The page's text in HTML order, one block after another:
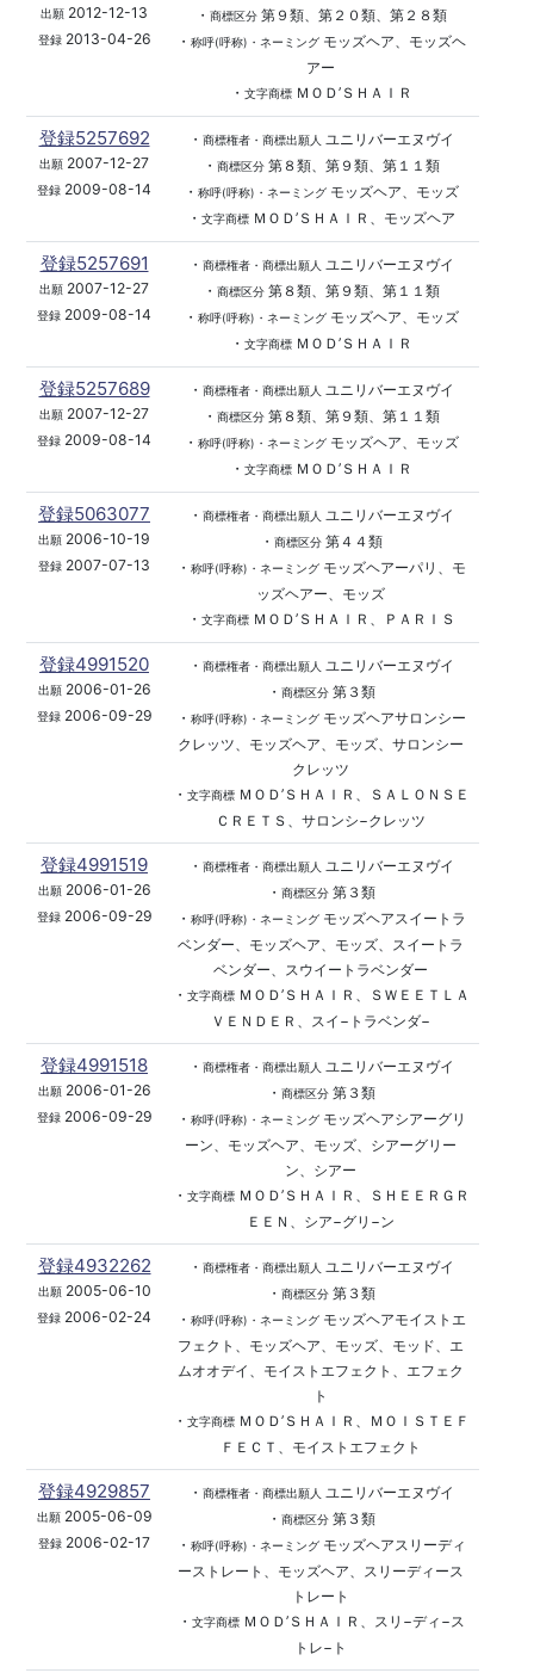
出願 2012-12-13
登録2013-04-26
・ 商標区分第９類、第２０類、第２８類
・ 称呼(呼称)・ネーミングモッズヘア、モッズヘ
アー
・ 文字商標ＭＯＤ’ＳＨＡＩＲ
登録5257692
出願 2007-12-27
登録 2009-08-14
・ 商標権者・商標出願人 ユニリバーエヌヴイ
・ 商標区分第８類、第９類、第１１類
・ 称呼(呼称)・ネーミングモッズヘア、モッズ
・ 文字商標ＭＯＤ’ＳＨＡＩＲ、モッズヘア
登録5257691
出願 2007-12-27
登録 2009-08-14
・ 商標権者・商標出願人 ユニリバーエヌヴイ
・ 商標区分第８類、第９類、第１１類
・ 称呼(呼称)・ネーミングモッズヘア、モッズ
・ 文字商標ＭＯＤ’ＳＨＡＩＲ
登録5257689
出願 2007-12-27
登録 2009-08-14
・ 商標権者・商標出願人 ユニリバーエヌヴイ
・ 商標区分第８類、第９類、第１１類
・ 称呼(呼称)・ネーミングモッズヘア、モッズ
・ 文字商標ＭＯＤ’ＳＨＡＩＲ
登録5063077
出願 2006-10-19
登録 2007-07-13
・ 商標権者・商標出願人 ユニリバーエヌヴイ
・ 商標区分第４４類
・ 称呼(呼称)・ネーミングモッズヘアーパリ、モ
ッズヘアー、モッズ
・ 文字商標ＭＯＤ’ＳＨＡＩＲ、ＰＡＲＩＳ
登録4991520
出願2006-01-26
登録2006-09-29
・ 商標権者・商標出願人 ユニリバーエヌヴイ
・ 商標区分第３類
・ 称呼(呼称)・ネーミングモッズヘアサロンシー
クレッツ、モッズヘア、モッズ、サロンシー
クレッツ
・ 文字商標ＭＯＤ’ＳＨＡＩＲ、ＳＡＬＯＮＳＥ
ＣＲＥＴＳ、サロンシ−クレッツ
登録4991519
出願2006-01-26
登録2006-09-29
・ 商標権者・商標出願人 ユニリバーエヌヴイ
・ 商標区分第３類
・ 称呼(呼称)・ネーミングモッズヘアスイートラ
ベンダー、モッズヘア、モッズ、スイートラ
ベンダー、スウイートラベンダー
・ 文字商標ＭＯＤ’ＳＨＡＩＲ、ＳＷＥＥＴＬＡ
ＶＥＮＤＥＲ、スイ−トラベンダ−
登録4991518
出願2006-01-26
登録2006-09-29
・ 商標権者・商標出願人 ユニリバーエヌヴイ
・ 商標区分第３類
・ 称呼(呼称)・ネーミングモッズヘアシアーグリ
ーン、モッズヘア、モッズ、シアーグリー
ン、シアー
・ 文字商標ＭＯＤ’ＳＨＡＩＲ、ＳＨＥＥＲＧＲ
ＥＥＮ、シア−グリ−ン
登録4932262
出願2005-06-10
登録 2006-02-24
・ 商標権者・商標出願人 ユニリバーエヌヴイ
・ 商標区分第３類
・ 称呼(呼称)・ネーミングモッズヘアモイストエ
フェクト、モッズヘア、モッズ、モッド、エ
ムオオデイ、モイストエフェクト、エフェク
ト
・ 文字商標ＭＯＤ’ＳＨＡＩＲ、ＭＯＩＳＴＥＦ
ＦＥＣＴ、モイストエフェクト
登録4929857
出願2005-06-09
登録 2006-02-17
・ 商標権者・商標出願人 ユニリバーエヌヴイ
・ 商標区分第３類
・ 称呼(呼称)・ネーミングモッズヘアスリーディ
ーストレート、モッズヘア、スリーディース
トレート
・ 文字商標ＭＯＤ’ＳＨＡＩＲ、スリ−ディ−ス
トレ−ト